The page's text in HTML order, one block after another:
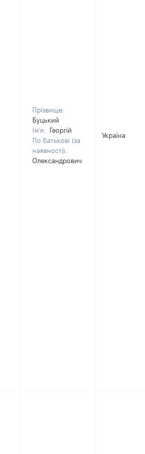
Прізвище:
Буцький
Ім'я:
Георгій
По батькові (за
наявності):
Олександрович
Україна